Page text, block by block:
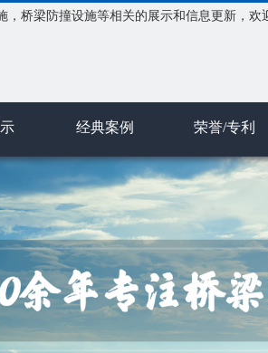
，桥梁防撞设施等相关的展示和信息更新，欢
经典案例 荣誉/专利